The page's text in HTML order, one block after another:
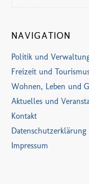
NAVIGATION
Politik und
Freizeit und
Wohnen, Leben und
Aktuelles und
Kontakt
Datenschutzerklärung
Impressum